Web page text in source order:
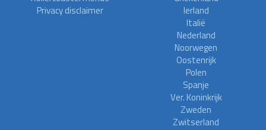
Privacy disclaimer
Ierland
Italië
Nederland
Noorwegen
Oostenrijk
Polen
Spanje
Ver. Koninkrijk
Zweden
Zwitserland